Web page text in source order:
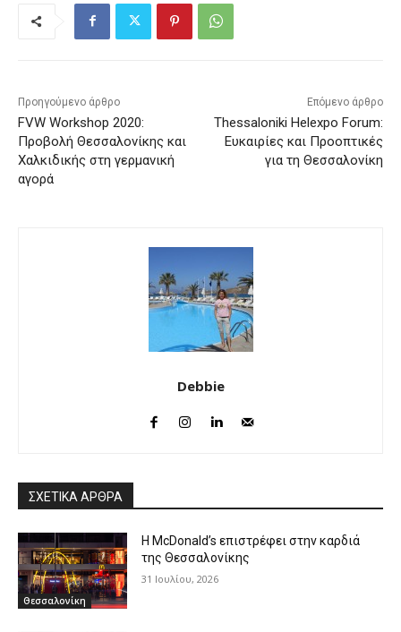
Προηγούμενο άρθρο
FVW Workshop 2020:
Προβολή Θεσσαλονίκης και
Χαλκιδικής στη γερμανική
αγορά
Επόμενο άρθρο
Thessaloniki Helexpo Forum:
Ευκαιρίες και Προοπτικές
για τη Θεσσαλονίκη
Debbie
ΣΧΕΤΙΚΑ ΑΡΘΡΑ
Θεσσαλονίκη
Η McDonald’s επιστρέφει στην καρδιά
της Θεσσαλονίκης
31 Ιουλίου, 2026